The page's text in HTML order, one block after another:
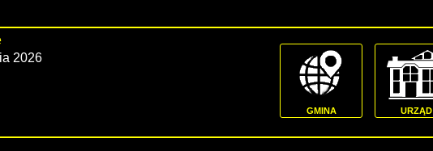
2026
GMINA URZĄD